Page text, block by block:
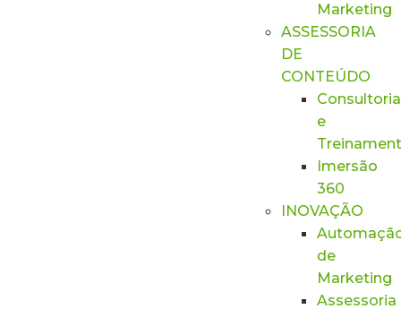
Marketing
ASSESSORIA
DE
CONTEÚDO
Consultoria
e
Imersão
360
INOVAÇÃO
de
Marketing
Assessoria